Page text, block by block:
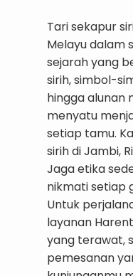
Tari sekapur
Melayu dalam
sejarah yang
sirih, simbol-
hingga alunan
menyatu
setiap tamu.
sirih di Jambi,
Jaga etika
nikmati setiap
Untuk
layanan
yang terawat,
pemesanan